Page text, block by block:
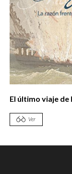
El último viaje
Ver